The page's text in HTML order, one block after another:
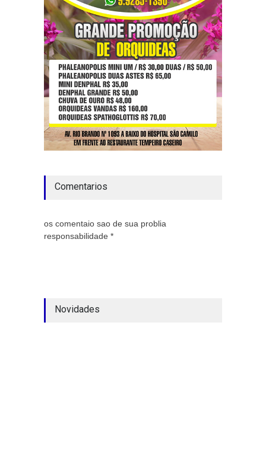
Comentarios
os comentaio sao de sua problia
responsabilidade *
Novidades